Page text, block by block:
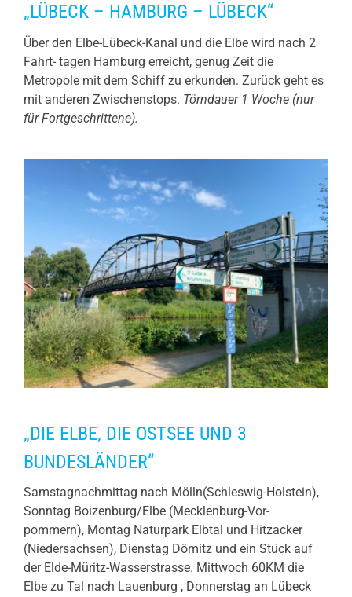
„LÜBECK – HAMBURG – LÜBECK“
Über den Elbe-Lübeck-Kanal und die Elbe wird nach 2
Fahrt- tagen Hamburg erreicht, genug Zeit die
Metropole mit dem Schiff zu erkunden. Zurück geht es
mit anderen Zwischenstops. Törndauer 1 Woche (nur
für Fortgeschrittene).
„DIE ELBE, DIE OSTSEE UND 3
BUNDESLÄNDER“
Samstagnachmittag nach Mölln(Schleswig-Holstein),
Sonntag Boizenburg/Elbe (Mecklenburg-Vor-
pommern), Montag Naturpark Elbtal und Hitzacker
(Niedersachsen), Dienstag Dömitz und ein Stück auf
der Elde-Müritz-Wasserstrasse. Mittwoch 60KM die
Elbe zu Tal nach Lauenburg , Donnerstag an Lübeck